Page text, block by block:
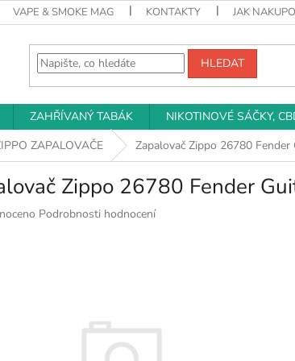
VAPE & SMOKE MAG KONTAKTY JAK
HLEDAT
ZAHŘÍVANÝ TABÁK NIKOTINOVÉ SÁČKY,
ZAPALOVAČE Zapalovač Zippo 26780 Fender
Zippo 26780 Fender
Podrobnosti hodnocení